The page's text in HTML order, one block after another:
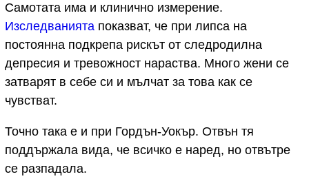
Самотата има и клинично измерение.
Изследванията показват, че при липса на
постоянна подкрепа рискът от следродилна
депресия и тревожност нараства. Много жени се
затварят в себе си и мълчат за това как се
чувстват.
Точно така е и при Гордън-Уокър. Отвън тя
поддържала вида, че всичко е наред, но отвътре
се разпадала.